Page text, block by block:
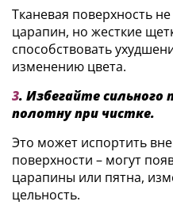
Тканевая поверхность
царапин, но жесткие
способствовать
изменению цвета.
3. Избегайте
полотну при чистке.
Это может испортить
поверхности – могут
царапины или пятна,
цельность.